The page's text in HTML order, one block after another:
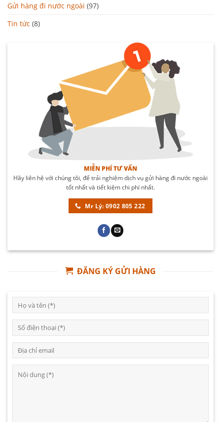
Gửi hàng đi nước ngoài (97)
Tin tức (8)
MIỄN PHÍ TƯ VẤN
Hãy liên hệ với chúng tôi, để trải nghiệm dịch vụ gửi hàng đi nước ngoài
tốt nhất và tiết kiệm chi phí nhất.
Mr Lý: 0902 805 222
ĐĂNG KÝ GỬI HÀNG